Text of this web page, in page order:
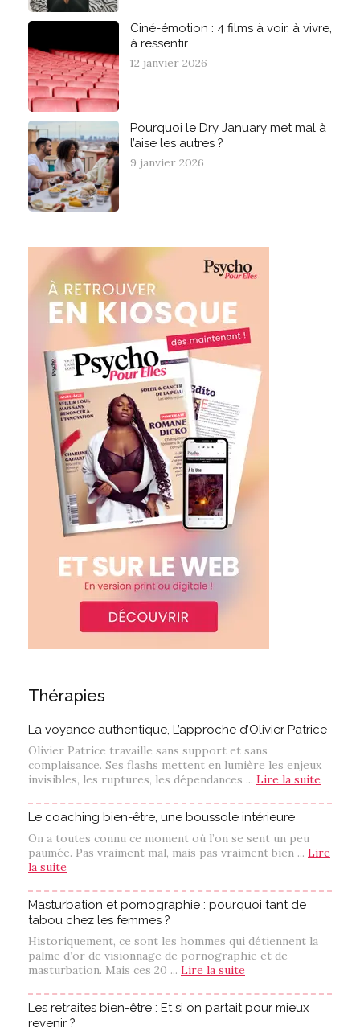
Ciné-émotion : 4 films à voir, à vivre,
à ressentir
12 janvier 2026
Pourquoi le Dry January met mal à
l’aise les autres ?
9 janvier 2026
Thérapies
La voyance authentique, L’approche d’Olivier Patrice
Olivier Patrice travaille sans support et sans
complaisance. Ses flashs mettent en lumière les enjeux
invisibles, les ruptures, les dépendances ... Lire la suite
Le coaching bien-être, une boussole intérieure
On a toutes connu ce moment où l’on se sent un peu
paumée. Pas vraiment mal, mais pas vraiment bien ... Lire
la suite
Masturbation et pornographie : pourquoi tant de
tabou chez les femmes ?
Historiquement, ce sont les hommes qui détiennent la
palme d’or de visionnage de pornographie et de
masturbation. Mais ces 20 ... Lire la suite
Les retraites bien-être : Et si on partait pour mieux
revenir ?